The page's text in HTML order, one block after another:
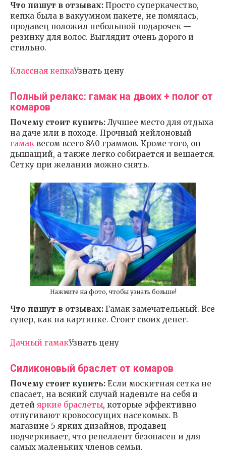
Что пишут в отзывах: Просто суперкачество,
кепка была в вакуумном пакете, не помялась,
продавец положил небольшой подарочек —
резинку для волос. Выглядит очень дорого и
стильно.
Классная кепкаУзнать цену
Полный релакс: гамак на двоих + полог от
комаров
Почему стоит купить: Лучшее место для отдыха
на даче или в походе. Прочный нейлоновый
гамак весом всего 840 граммов. Кроме того, он
дышащий, а также легко собирается и вешается.
Сетку при желании можно снять.
Нажмите на фото, чтобы узнать больше!
Что пишут в отзывах: Гамак замечательный. Все
супер, как на картинке. Стоит своих денег.
Дачный гамакУзнать цену
Силиконовый браслет от комаров
Почему стоит купить: Если москитная сетка не
спасает, на всякий случай наденьте на себя и
детей яркие браслеты, которые эффективно
отпугивают кровососущих насекомых. В
магазине 5 ярких дизайнов, продавец
подчеркивает, что репеллент безопасен и для
самых маленьких членов семьи.